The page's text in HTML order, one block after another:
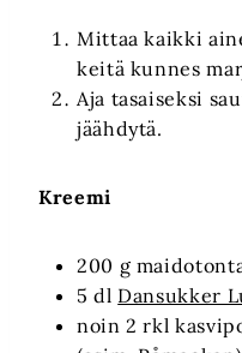
Mittaa kaikki
keitä kunnes
Aja tasaiseksi
jäähdytä.
Kreemi
200 g
5 dl Dansukker
noin 2 rkl